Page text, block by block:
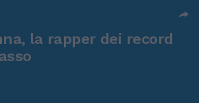
la rapper dei record